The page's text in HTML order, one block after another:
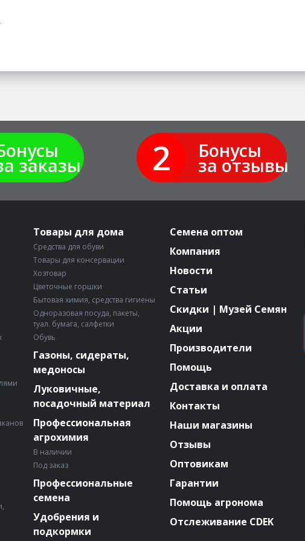
заказы 2 Бонусы
за отзывы
Товары для дома
Средства для обуви
Товары для консервации
Хозтовар
Цветочные горшки
Бытовая химия, средства гигиены
Одноразовая посуда, пакеты,
туал. бумага, салфетки
Обувь
Газоны, сидераты,
медоносы
Луковичные,
посадочный материал
Профессиональная
агрохимия
В наличии
Под заказ
Профессиональные
семена
Удобрения и
подкормки
Семена оптом
Компания
Новости
Статьи
Скидки | Музей Семян
Акции
Производители
Помощь
Доставка и оплата
Контакты
Наши магазины
Отзывы
Оптовикам
Гарантии
Помощь агронома
Отслеживание CDEK